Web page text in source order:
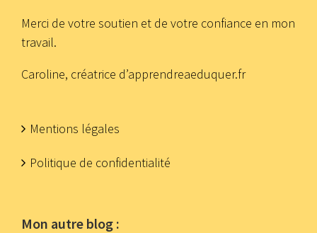
Merci de votre soutien et de votre confiance en mon
travail.
Caroline, créatrice d’apprendreaeduquer.fr
Mentions légales
Politique de confidentialité
Mon autre blog :